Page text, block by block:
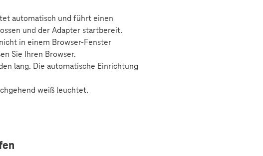
automatisch und führt einen
und der Adapter startbereit.
in einem Browser-Fenster
Sie Ihren Browser.
lang. Die automatische Einrichtung
weiß leuchtet.